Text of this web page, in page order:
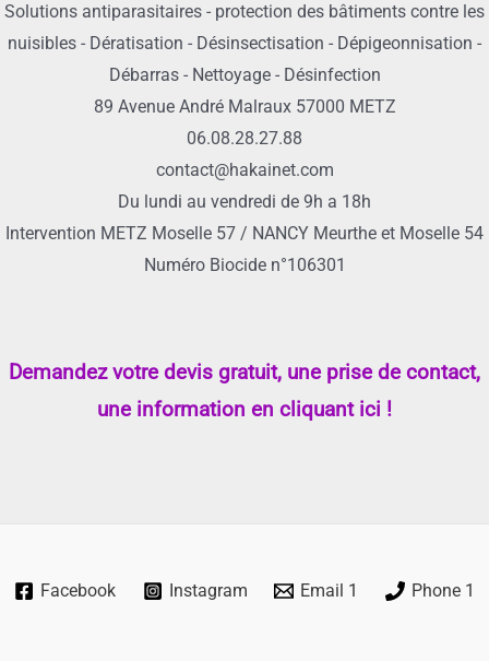
Solutions antiparasitaires - protection des bâtiments contre les
nuisibles - Dératisation - Désinsectisation - Dépigeonnisation -
Débarras - Nettoyage - Désinfection
89 Avenue André Malraux 57000 METZ
06.08.28.27.88
contact@hakainet.com
Du lundi au vendredi de 9h a 18h
Intervention METZ Moselle 57 / NANCY Meurthe et Moselle 54
Numéro Biocide n°106301
Demandez votre devis gratuit, une prise de contact,
une information en cliquant ici !
Facebook Instagram Email 1 Phone 1